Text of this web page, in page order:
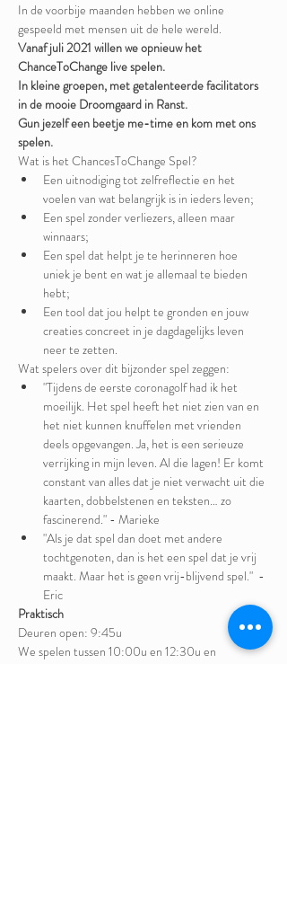
In de voorbije maanden hebben we online
gespeeld met mensen uit de hele wereld.
Vanaf juli 2021 willen we opnieuw het
ChanceToChange live spelen.
In kleine groepen, met getalenteerde facilitators
in de mooie Droomgaard in Ranst.
Gun jezelf een beetje me-time en kom met ons
spelen.
Wat is het ChancesToChange Spel?
Een uitnodiging tot zelfreflectie en het
voelen van wat belangrijk is in ieders leven;
Een spel zonder verliezers, alleen maar
winnaars;
Een spel dat helpt je te herinneren hoe
uniek je bent en wat je allemaal te bieden
hebt;
Een tool dat jou helpt te gronden en jouw
creaties concreet in je dagdagelijks leven
neer te zetten.
Wat spelers over dit bijzonder spel zeggen:
"Tijdens de eerste coronagolf had ik het
moeilijk. Het spel heeft het niet zien van en
het niet kunnen knuffelen met vrienden
deels opgevangen. Ja, het is een serieuze
verrijking in mijn leven. Al die lagen! Er komt
constant van alles dat je niet verwacht uit die
kaarten, dobbelstenen en teksten… zo
fascinerend." - Marieke
"Als je dat spel dan doet met andere
tochtgenoten, dan is het een spel dat je vrij
maakt. Maar het is geen vrij-blijvend spel."  -
Eric
Praktisch
Deuren open: 9:45u
We spelen tussen 10:00u en 12:30u en